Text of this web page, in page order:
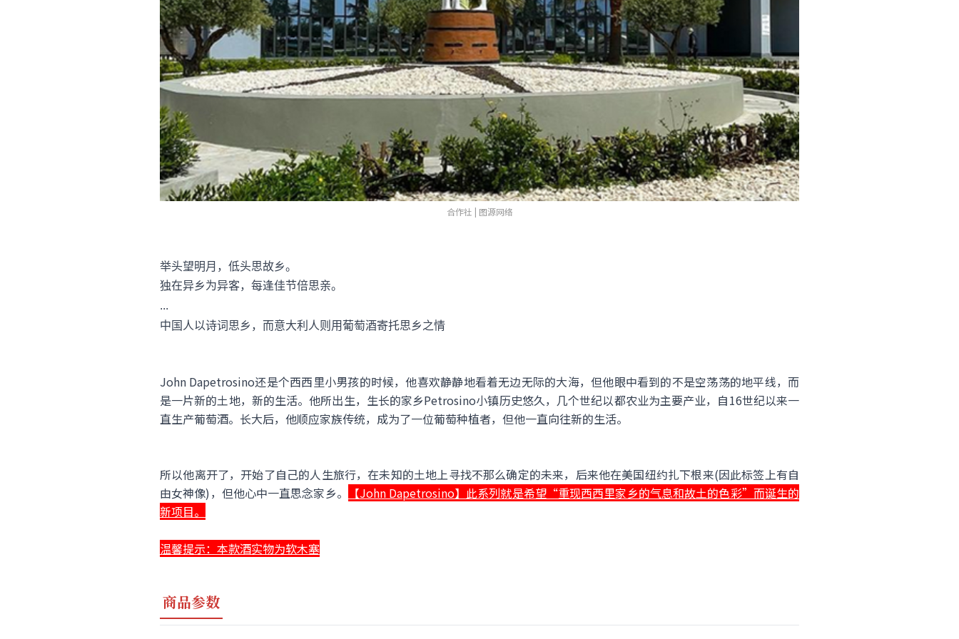
合作社 | 图源网络
举头望明月，低头思故乡。
独在异乡为异客，每逢佳节倍思亲。
...
中国人以诗词思乡，而意大利人则用葡萄酒寄托思乡之情
John Dapetrosino还是个西西里小男孩的时候，他喜欢静静地看着无边无际的大海，但他眼中看到的不是空荡荡的地平线，而
是一片新的土地，新的生活。他所出生，生长的家乡Petrosino小镇历史悠久，几个世纪以都农业为主要产业，自16世纪以来一
直生产葡萄酒。长大后，他顺应家族传统，成为了一位葡萄种植者，但他一直向往新的生活。
所以他离开了，开始了自己的人生旅行，在未知的土地上寻找不那么确定的未来，后来他在美国纽约扎下根来(因此标签上有自
由女神像)，但他心中一直思念家乡。
【John Dapetrosino】此系列就是希望“重现西西里家乡的气息和故土的色彩”而诞生的
新项目。
温馨提示：本款酒实物为软木塞
商品参数